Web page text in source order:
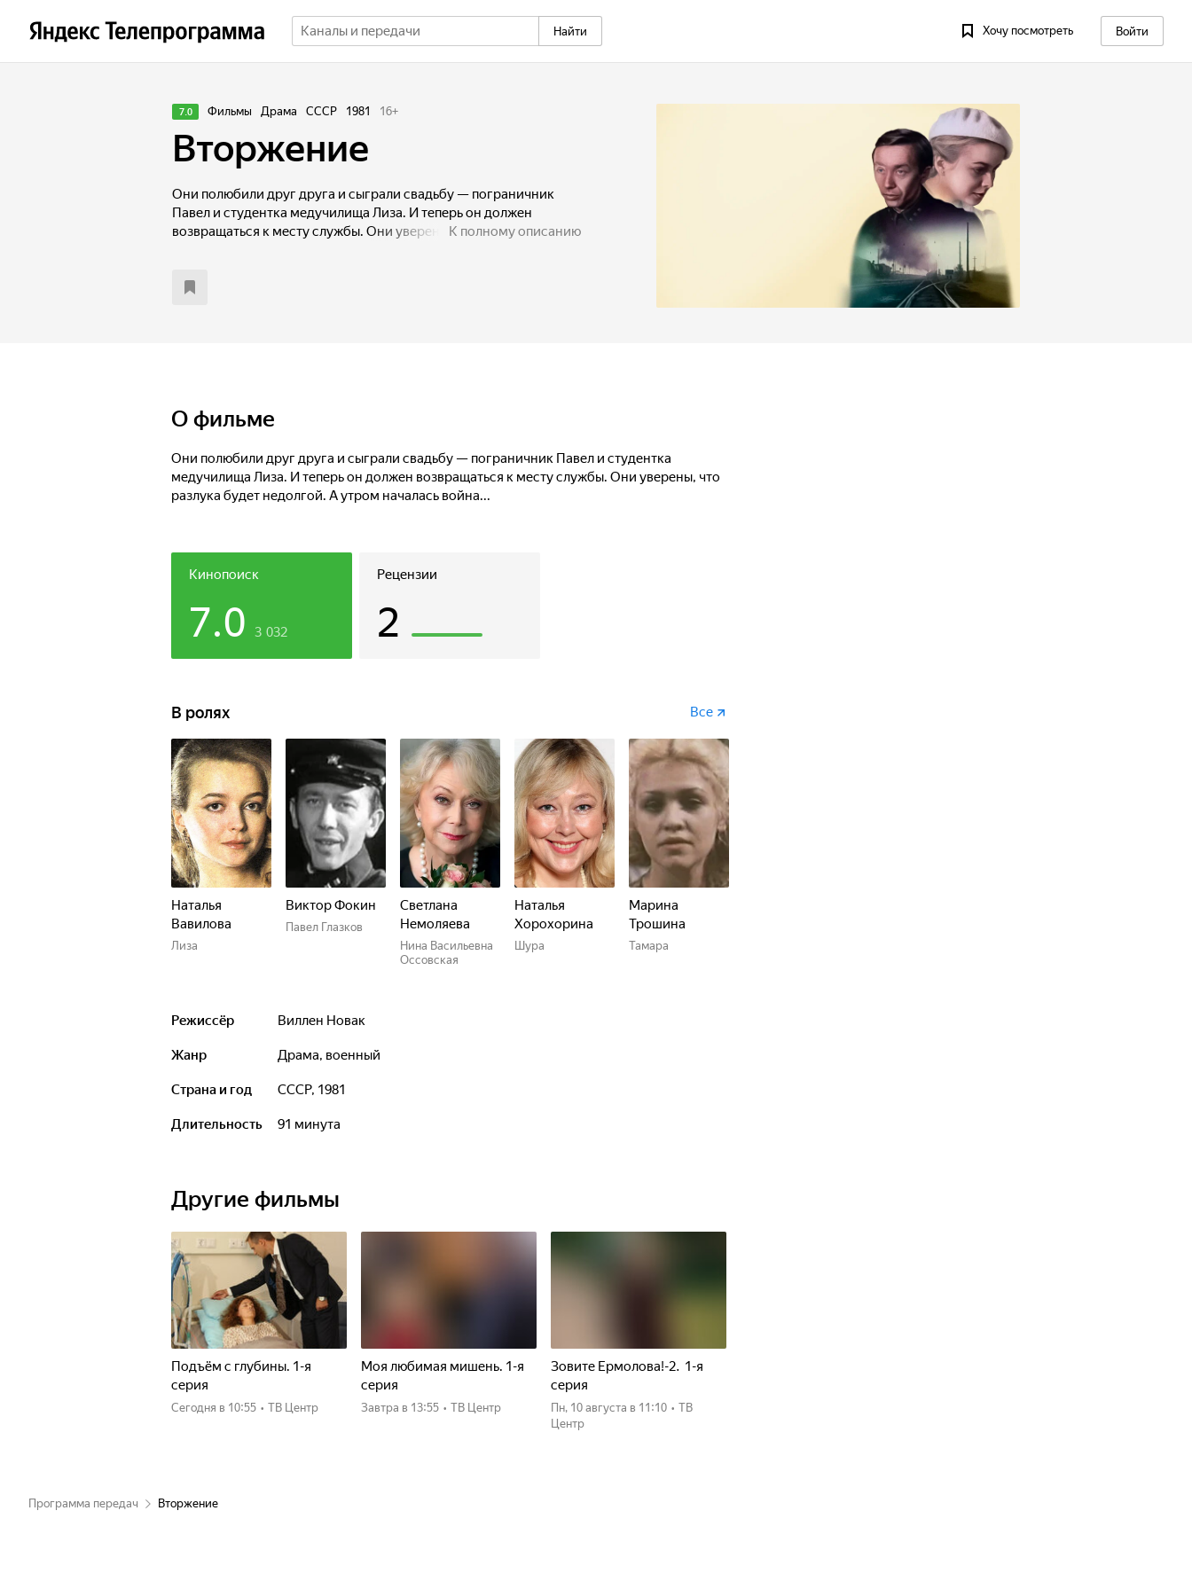
Найти Хочу посмотреть Войти
7.0 Фильмы Драма СССР 1981 16+
Вторжение
Они полюбили друг друга и сыграли свадьбу — пограничник
Павел и студентка медучилища Лиза. И теперь он должен
возвращаться к месту службы. Они уверены, что разлука будет
К полному описанию
О фильме
Они полюбили друг друга и сыграли свадьбу — пограничник Павел и студентка
медучилища Лиза. И теперь он должен возвращаться к месту службы. Они уверены, что
разлука будет недолгой. А утром началась война...
Кинопоиск
7.0 3 032
Рецензии
2
В ролях Все
Наталья
Вавилова
Лиза
Виктор Фокин
Павел Глазков
Светлана
Немоляева
Нина Васильевна
Оссовская
Наталья
Хорохорина
Шура
Марина
Трошина
Тамара
Режиссёр Виллен Новак
Жанр драма, военный
Страна и год СССР, 1981
Длительность 91 минута
Другие фильмы
Подъём с глубины. 1-я
серия
Сегодня в 10:55 • ТВ Центр
Моя любимая мишень. 1-я
серия
Завтра в 13:55 • ТВ Центр
Зовите Ермолова!-2. 1-я
серия
пн, 10 августа в 11:10 • ТВ
Центр
Программа передач Вторжение